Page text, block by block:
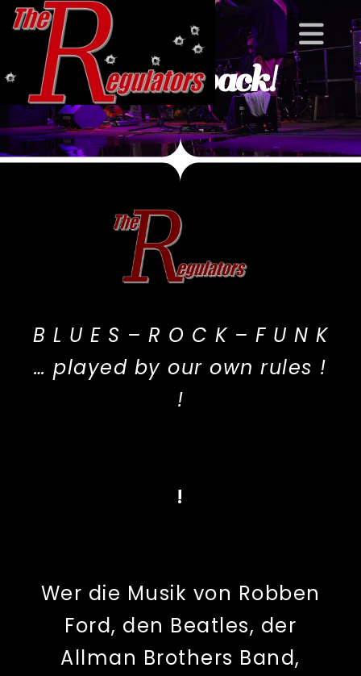
We're back!
B L U E S – R O C K – F U N K
… played by our own rules !
!
!
Wer die Musik von Robben
Ford, den Beatles, der
Allman Brothers Band,